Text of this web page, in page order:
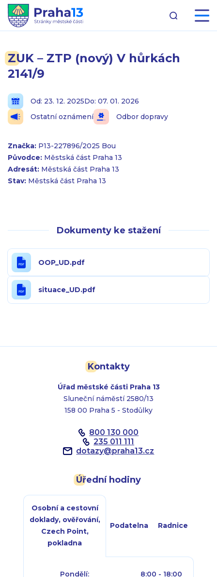
ZUK – ZTP (nový) V hůrkách
2141/9
Od: 23. 12. 2025Do: 07. 01. 2026
Ostatní oznámení
Odbor dopravy
Značka: P13-227896/2025 Bou
Původce: Městská část Praha 13
Adresát: Městská část Praha 13
Stav: Městská část Praha 13
Dokumenty ke stažení
OOP_UD.pdf
situace_UD.pdf
Kontakty
Úřad městské části Praha 13
Sluneční náměstí 2580/13
158 00 Praha 5 - Stodůlky
800 130 000
235 011 111
dotazy@praha13.cz
Úřední hodiny
Osobní a cestovní
doklady, ověřování,
Czech Point,
pokladna
Podatelna Radnice
Pondělí: 8:00 - 18:00